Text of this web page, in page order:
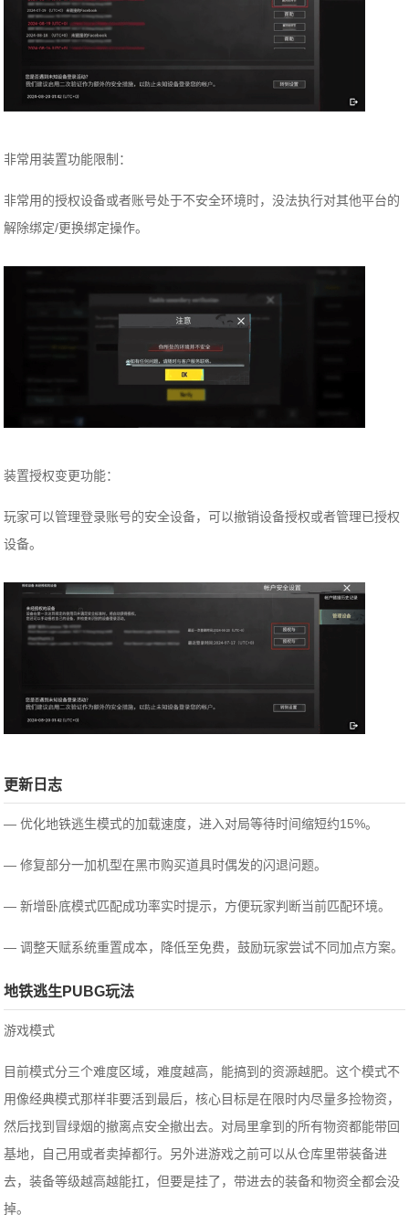
非常用装置功能限制：
非常用的授权设备或者账号处于不安全环境时，没法执行对其他平台的
解除绑定/更换绑定操作。
装置授权变更功能：
玩家可以管理登录账号的安全设备，可以撤销设备授权或者管理已授权
设备。
更新日志
— 优化地铁逃生模式的加载速度，进入对局等待时间缩短约15%。
— 修复部分一加机型在黑市购买道具时偶发的闪退问题。
— 新增卧底模式匹配成功率实时提示，方便玩家判断当前匹配环境。
— 调整天赋系统重置成本，降低至免费，鼓励玩家尝试不同加点方案。
地铁逃生PUBG玩法
游戏模式
目前模式分三个难度区域，难度越高，能搞到的资源越肥。这个模式不
用像经典模式那样非要活到最后，核心目标是在限时内尽量多捡物资，
然后找到冒绿烟的撤离点安全撤出去。对局里拿到的所有物资都能带回
基地，自己用或者卖掉都行。另外进游戏之前可以从仓库里带装备进
去，装备等级越高越能扛，但要是挂了，带进去的装备和物资全都会没
掉。